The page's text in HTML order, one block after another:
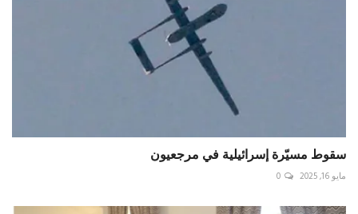
سقوط مسيّرة إسرائيلية في مرجعيون
مايو 16, 2025 0